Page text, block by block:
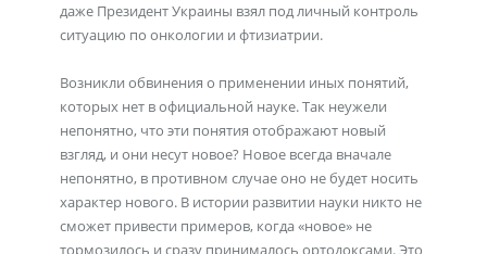
даже Президент Украины взял под личный контроль
ситуацию по онкологии и фтизиатрии.
Возникли обвинения о применении иных понятий,
которых нет в официальной науке. Так неужели
непонятно, что эти понятия отображают новый
взгляд, и они несут новое? Новое всегда вначале
непонятно, в противном случае оно не будет носить
характер нового. В истории развитии науки никто не
сможет привести примеров, когда «новое» не
тормозилось и сразу принималось ортодоксами. Это